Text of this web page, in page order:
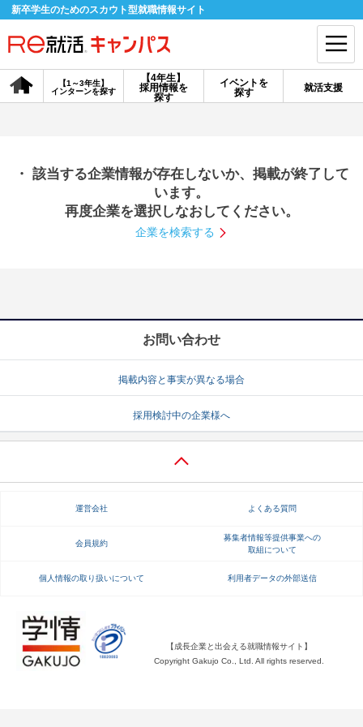
新卒学生のためのスカウト型就職情報サイト
【4年生】
採用情報を
探す
【1～3年生】
インターンを探す
イベントを
探す
就活支援
会員登録 ログイン
探す
【4年生】
説明会を探す
就活ノウハウ・サポート
就活ノウハウが満載！ お役立ち記事・相談室など
就活ニュースペーパー よくある質問
不明点があればこちら
・ 該当する企業情報が存在しないか、掲載が終了して
います。
再度企業を選択しなおしてください。
企業を検索する
お問い合わせ
掲載内容と事実が異なる場合
採用検討中の企業様へ
運営会社 よくある質問
会員規約
募集者情報等提供事業への
取組について
個人情報の取り扱いについて 利用者データの外部送信
【成長企業と出会える就職情報サイト】
Copyright Gakujo Co., Ltd. All rights reserved.